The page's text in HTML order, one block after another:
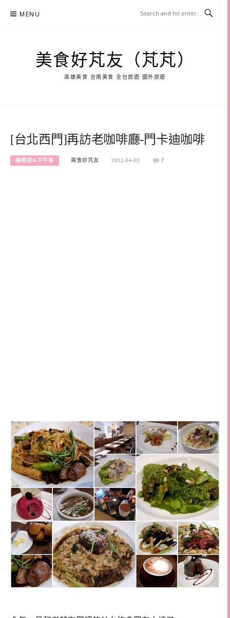
MENU
美食好芃友（芃芃）
高雄美食 台南美食 全台旅遊 國外旅遊
[台北西門]再訪老咖啡廳-門卡迪咖啡
咖啡店&下午茶 美食好芃友 2012-04-03 7